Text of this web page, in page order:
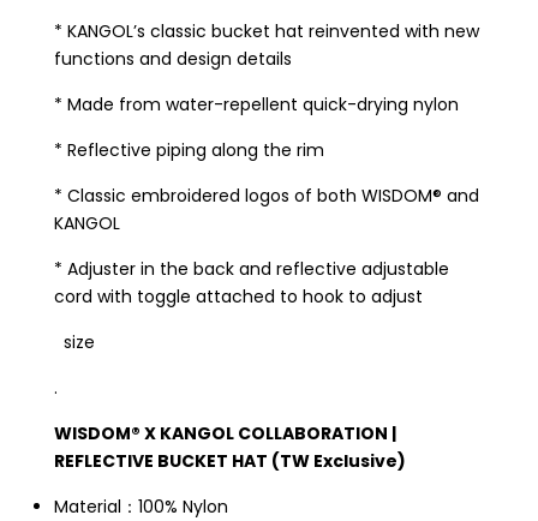
* KANGOL’s classic bucket hat reinvented with new
functions and design details
* Made from water-repellent quick-drying nylon
* Reflective piping along the rim
* Classic embroidered logos of both WISDOM® and
KANGOL
* Adjuster in the back and reflective adjustable
cord with toggle attached to hook to adjust
size
.
WISDOM® X KANGOL COLLABORATION |
REFLECTIVE BUCKET HAT (TW Exclusive)
Material：100% Nylon